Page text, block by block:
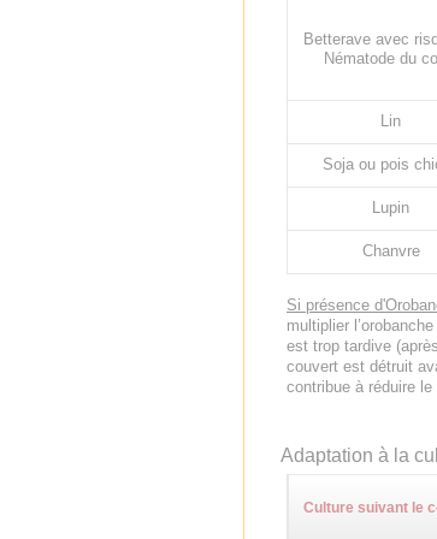
Betterave avec
Nématode du
Lin
Soja ou pois
Lupin
Chanvre
Si présence
multiplier
est trop tardive
couvert est détruit
contribue à réduire
Adaptation à la
Culture suivant le